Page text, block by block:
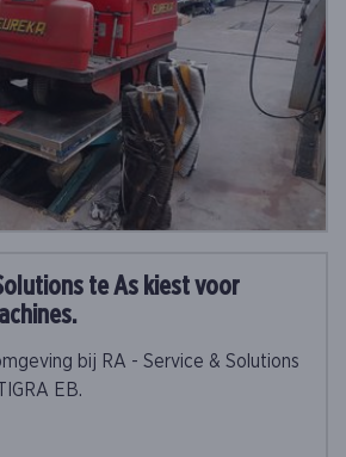
te As kiest voor
bij RA - Service & Solutions
EB.